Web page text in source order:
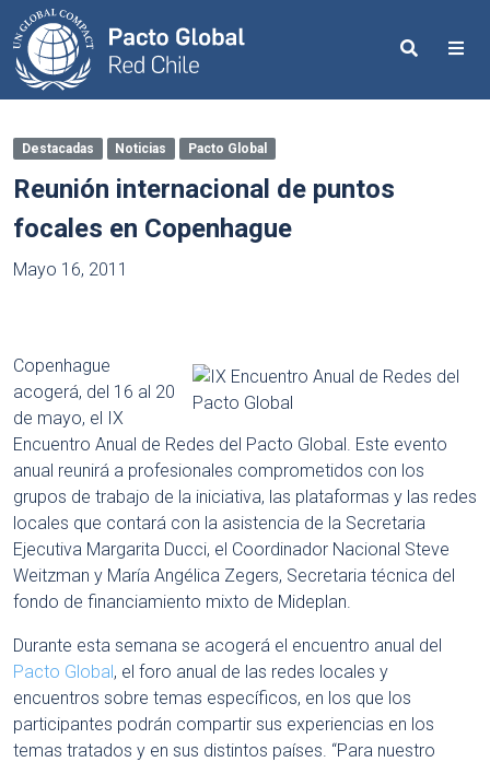
Search
Destacadas Noticias Pacto Global
Reunión internacional de puntos
focales en Copenhague
Mayo 16, 2011
Copenhague
acogerá, del 16 al 20
de mayo, el IX
Encuentro Anual de Redes del Pacto Global. Este evento
anual reunirá a profesionales comprometidos con los
grupos de trabajo de la iniciativa, las plataformas y las redes
locales que contará con la asistencia de la Secretaria
Ejecutiva Margarita Ducci, el Coordinador Nacional Steve
Weitzman y María Angélica Zegers, Secretaria técnica del
fondo de financiamiento mixto de Mideplan.
Durante esta semana se acogerá el encuentro anual del
Pacto Global, el foro anual de las redes locales y
encuentros sobre temas específicos, en los que los
participantes podrán compartir sus experiencias en los
temas tratados y en sus distintos países. “Para nuestro